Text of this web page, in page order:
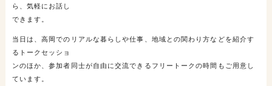
ら、気軽にお話し
できます。
当日は、高岡でのリアルな暮らしや仕事、地域との関わり方などを紹介す
るトークセッショ
ンのほか、参加者同士が自由に交流できるフリートークの時間もご用意し
ています。